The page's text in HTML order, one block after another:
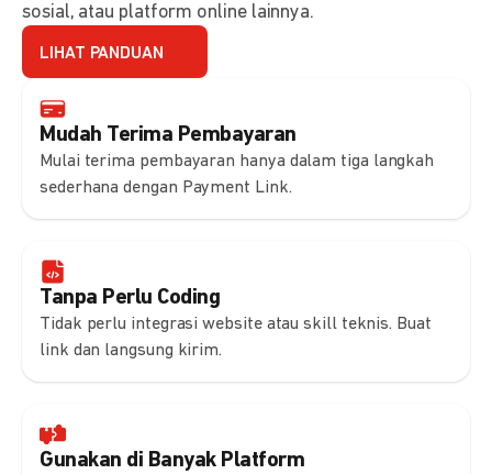
Mudah Terima Pembayaran
Mulai terima pembayaran hanya dalam tiga langkah
sederhana dengan Payment Link.
Tanpa Perlu Coding
Tidak perlu integrasi website atau skill teknis. Buat
link dan langsung kirim.
Gunakan di Banyak Platform
sosial, atau platform online lainnya.
LIHAT PANDUAN